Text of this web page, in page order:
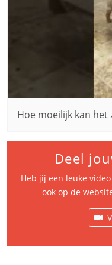
Hoe moeilijk kan het
Deel
Heb jij een leuke
ook op de